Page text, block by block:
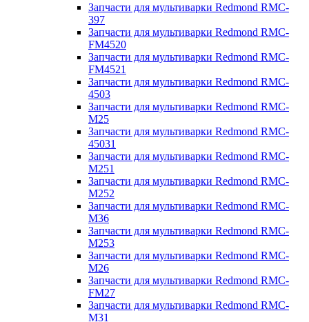
Запчасти для мультиварки Redmond RMC-
397
Запчасти для мультиварки Redmond RMC-
FM4520
Запчасти для мультиварки Redmond RMC-
FM4521
Запчасти для мультиварки Redmond RMC-
4503
Запчасти для мультиварки Redmond RMC-
M25
Запчасти для мультиварки Redmond RMC-
45031
Запчасти для мультиварки Redmond RMC-
M251
Запчасти для мультиварки Redmond RMC-
M252
Запчасти для мультиварки Redmond RMC-
M36
Запчасти для мультиварки Redmond RMC-
M253
Запчасти для мультиварки Redmond RMC-
M26
Запчасти для мультиварки Redmond RMC-
FM27
Запчасти для мультиварки Redmond RMC-
M31